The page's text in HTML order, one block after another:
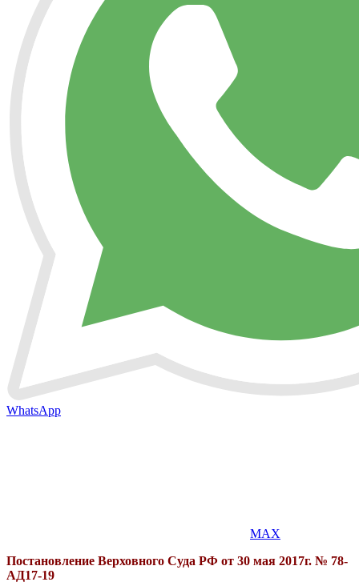
WhatsApp
MAX
Постановление Верховного Суда РФ от 30 мая 2017г. № 78-
АД17-19